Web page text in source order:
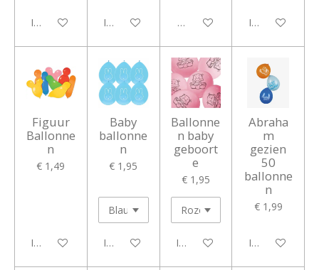
In winkelwagen In winkelwagen Houd mij op de hoogte
In winkelwagen
Figuur
Ballonne
n
€ 1,49
In winkelwagen
Baby
ballonne
n
€ 1,95
In winkelwagen
Ballonne
n baby
geboort
e
€ 1,95
In winkelwagen
Abraha
m
gezien
50
ballonne
n
€ 1,99
In winkelwagen